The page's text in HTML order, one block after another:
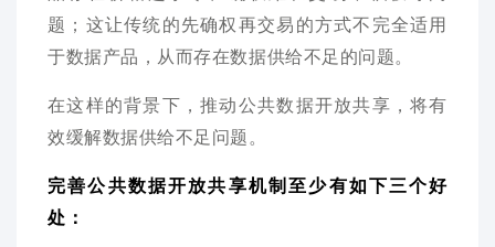
题；这让传统的先确权再交易的方式不完全适用
于数据产品，从而存在数据供给不足的问题。
在这样的背景下，推动公共数据开放共享，将有
效缓解数据供给不足问题。
完善公共数据开放共享机制至少有如下三个好
处：